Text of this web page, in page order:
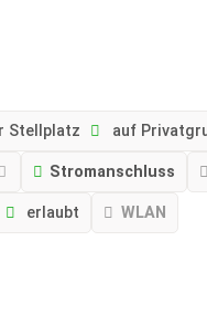
Stellplatz auf
Stromanschluss
erlaubt WLAN